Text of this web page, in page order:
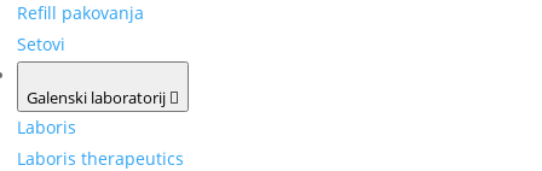
Refill pakovanja
Setovi
Galenski laboratorij
Laboris
Laboris therapeutics